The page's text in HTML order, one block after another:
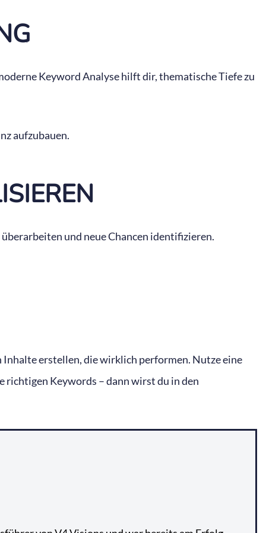
Keyword Analyse hilft dir, thematische Tiefe zu
aufzubauen.
und neue Chancen identifizieren.
Inhalte erstellen, die wirklich performen. Nutze eine
richtigen Keywords – dann wirst du in den